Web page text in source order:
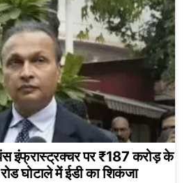
इंफ्रास्ट्रक्चर पर ₹187 करोड़ के
घोटाले में ईडी का शिकंजा